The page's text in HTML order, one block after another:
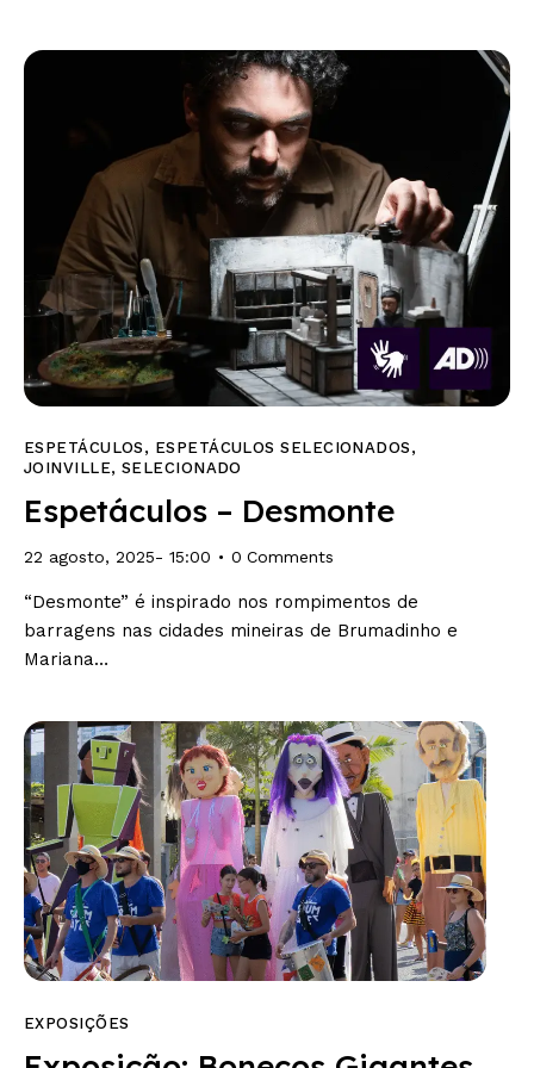
ESPETÁCULOS , ESPETÁCULOS SELECIONADOS ,
JOINVILLE, SELECIONADO
Espetáculos – Desmonte
22 agosto, 2025- 15:00 0 Comments
“Desmonte” é inspirado nos rompimentos de
barragens nas cidades mineiras de Brumadinho e
Mariana…
EXPOSIÇÕES